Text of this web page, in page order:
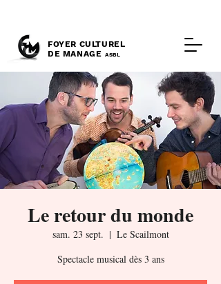
FOYER CULTUREL
DE MANAGE ASBL
Le retour du monde
sam. 23 sept.
  |
Le Scailmont
Spectacle musical dès 3 ans